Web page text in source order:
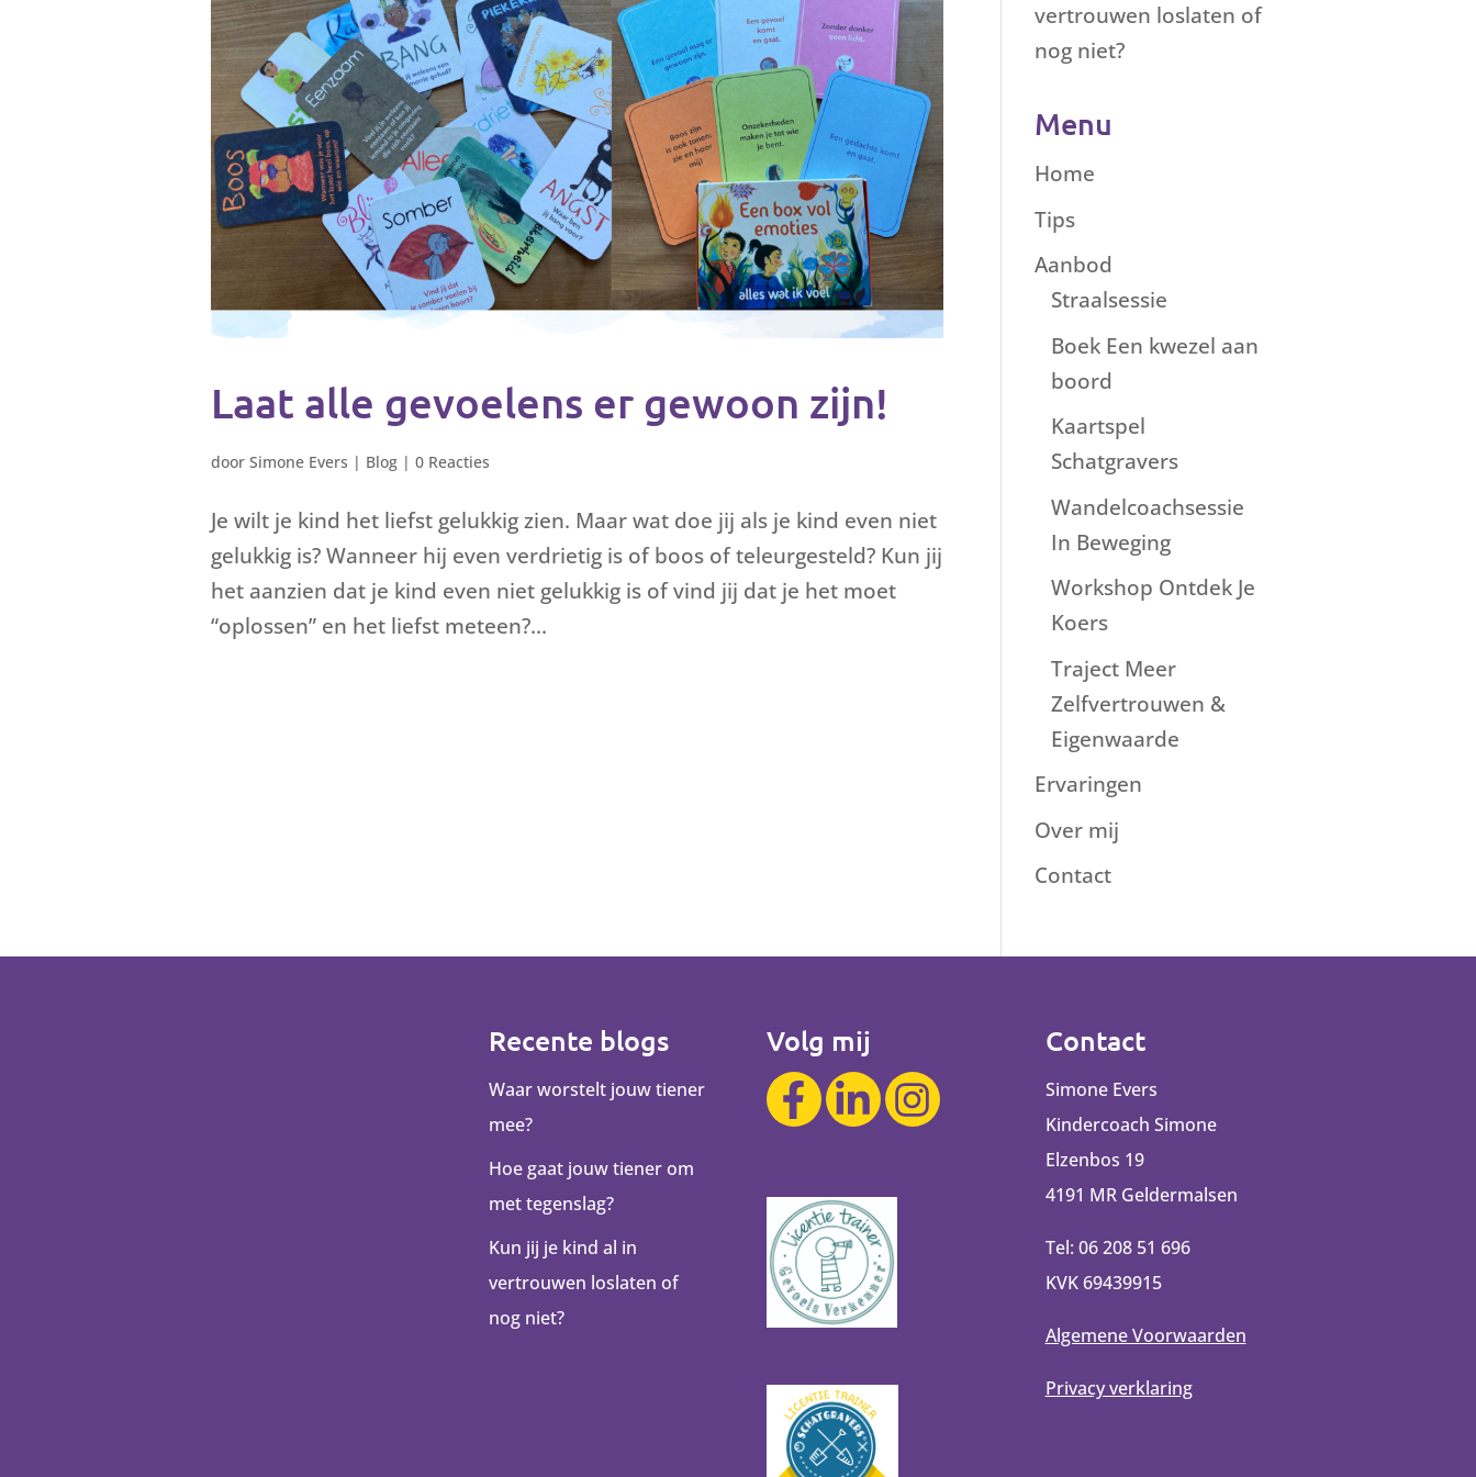
Laat alle gevoelens er gewoon zijn!
door Simone Evers | Blog | 0 Reacties
Je wilt je kind het liefst gelukkig zien. Maar wat doe jij als je kind even niet
gelukkig is? Wanneer hij even verdrietig is of boos of teleurgesteld? Kun jij
het aanzien dat je kind even niet gelukkig is of vind jij dat je het moet
“oplossen” en het liefst meteen?...
vertrouwen loslaten of
nog niet?
Menu
Home
Tips
Aanbod
Straalsessie
Boek Een kwezel aan
boord
Kaartspel
Schatgravers
Wandelcoachsessie
In Beweging
Workshop Ontdek Je
Koers
Traject Meer
Zelfvertrouwen &
Eigenwaarde
Ervaringen
Over mij
Contact
Recente blogs
Waar worstelt jouw tiener
mee?
Hoe gaat jouw tiener om
met tegenslag?
Kun jij je kind al in
vertrouwen loslaten of
nog niet?
Volg mij Contact
Simone Evers
Kindercoach Simone
Elzenbos 19
4191 MR Geldermalsen
Tel: 06 208 51 696
KVK 69439915
Algemene Voorwaarden
Privacy verklaring